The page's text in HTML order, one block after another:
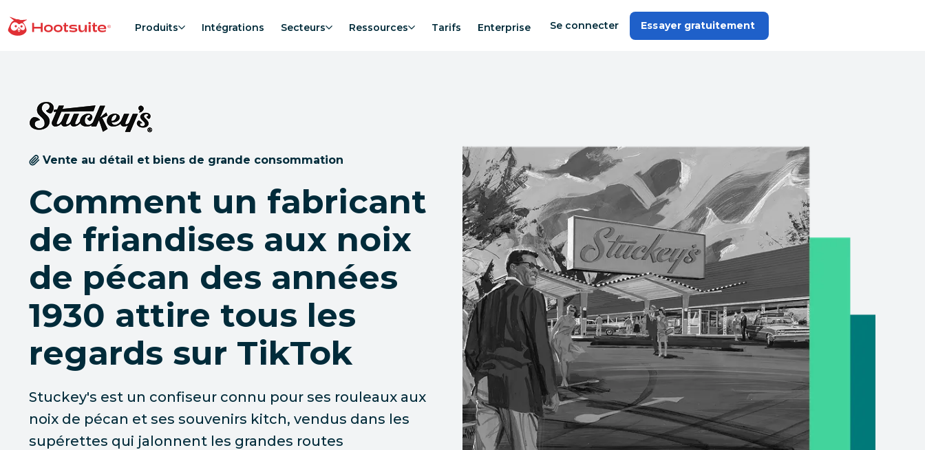
au
Accueil Produits Intégrations Secteurs Ressources Tarifs Enterprise Se connecter Essayer gratuitement
Vente au détail et biens de grande consommation
Comment un fabricant
de friandises aux noix
de pécan des années
1930 attire tous les
regards sur TikTok
Stuckey's est un confiseur connu pour ses rouleaux aux
noix de pécan et ses souvenirs kitch, vendus dans les
supérettes qui jalonnent les grandes routes